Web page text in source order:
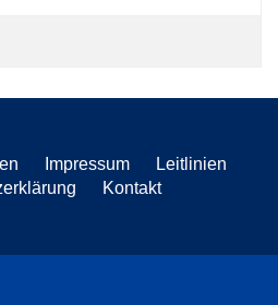
Impressum
Leitlinien
Kontakt